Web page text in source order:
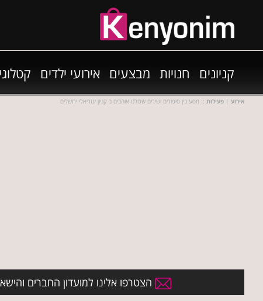
קניונים חנויות מבצעים אירועי ילדים
אירוע | פעילות :: מסע בין סיפורים ושירים שכולנו אוהבים ב קניון עזריאלי ירושלים
הצטרפו אלינו למועדון החברים